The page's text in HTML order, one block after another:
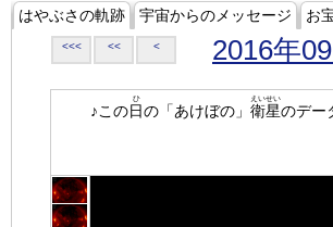
はやぶさの軌跡 宇宙からのメッセージ お
<<< << < 2016年09
♪この日
ひ
の「あけぼの」 衛星
えいせい
のデー